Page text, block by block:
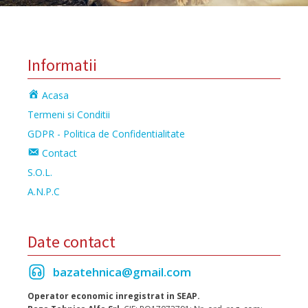
Informatii
Acasa
Termeni si Conditii
GDPR - Politica de Confidentialitate
Contact
S.O.L.
A.N.P.C
Date contact
bazatehnica@gmail.com
Operator economic inregistrat in SEAP.